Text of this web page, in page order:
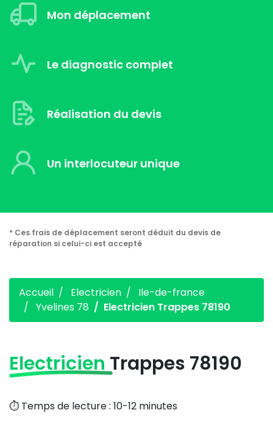
Mon déplacement
Le diagnostic complet
Réalisation du devis
Un interlocuteur unique
* Ces frais de déplacement seront déduit du devis de
réparation si celui-ci est accepté
Accueil Electricien
Ile-de-france
Yvelines 78
Electricien Trappes 78190
Electricien Trappes 78190
⏱️ Temps de lecture : 10-12 minutes